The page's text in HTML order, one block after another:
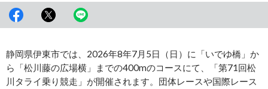
静岡県伊東市では、2026年8年7月5日（日）に「いでゆ橋」か
ら「松川藤の広場横」までの400mのコースにて、「第71回松
川タライ乗り競走」が開催されます。団体レースや国際レース